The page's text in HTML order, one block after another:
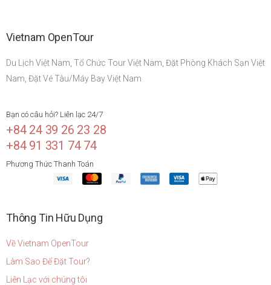
Vietnam OpenTour
Du Lịch Việt Nam, Tổ Chức Tour Việt Nam, Đặt Phòng Khách Sạn Việt
Nam, Đặt Vé Tàu/Máy Bay Việt Nam
Bạn có câu hỏi? Liên lạc 24/7
+84 24 39 26 23 28
+84 91 331 74 74
Phương Thức Thanh Toán
Thông Tin Hữu Dụng
Về Vietnam OpenTour
Làm Sao Để Đặt Tour?
Liên Lạc với chúng tôi